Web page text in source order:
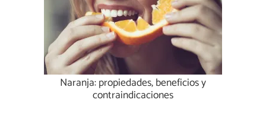
Naranja: propiedades, beneficios y
contraindicaciones